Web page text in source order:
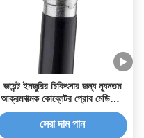
জয়েন্ট ইনজুরির চিকিৎসার জন্য ন্যূনতম
আক্রমণাত্মক কোব্লেটর প্রোব মেডিকেল
সার্জিক্যাল যন্ত্র
সেরা দাম পান